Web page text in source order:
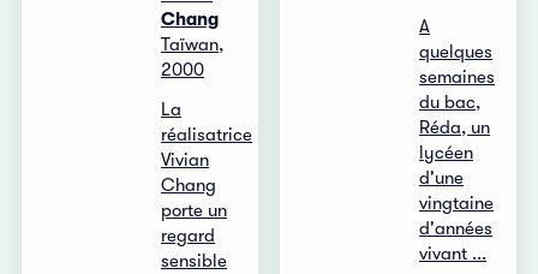
Chang
Taïwan,
2000
La
réalisatrice
Vivian
Chang
porte un
regard
sensible
A
quelques
semaines
du bac,
Réda, un
lycéen
d'une
vingtaine
d'années
vivant ...